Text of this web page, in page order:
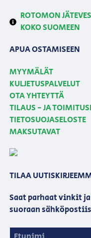
ROTOMON
KOKO SUOMEEN
APUA OSTAMISEEN
MYYMÄLÄT
KULJETUSPALVELUT
OTA YHTEYTTÄ
TILAUS - JA
TIETOSUOJASELOSTE
MAKSUTAVAT
TILAA
Saat parhaat vinkit
suoraan